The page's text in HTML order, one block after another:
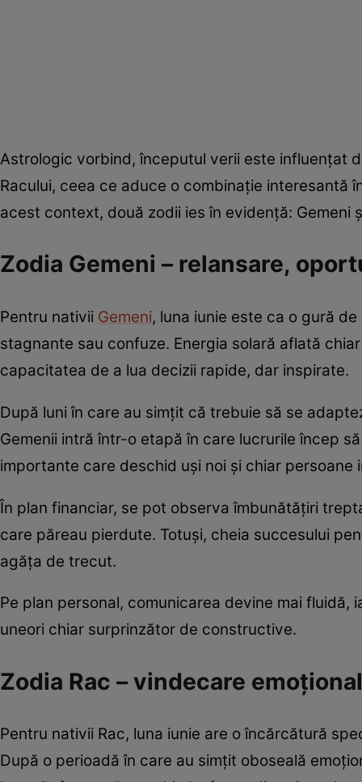
Astrologic vorbind, începutul verii este influențat
Racului, ceea ce aduce o combinație interesantă
acest context, două zodii ies în evidență: Gemeni
Zodia Gemeni – relansare,
Pentru nativii Gemeni, luna iunie este ca o gură
stagnante sau confuze. Energia solară aflată
capacitatea de a lua decizii rapide, dar inspirate.
După luni în care au simțit că trebuie să se
Gemenii intră într-o etapă în care lucrurile încep
importante care deschid uși noi și chiar
În plan financiar, se pot observa îmbunătățiri
care păreau pierdute. Totuși, cheia succesului
agăța de trecut.
Pe plan personal, comunicarea devine mai
uneori chiar surprinzător de constructive.
Zodia Rac – vindecare
Pentru nativii Rac, luna iunie are o încărcătură
După o perioadă în care au simțit oboseală